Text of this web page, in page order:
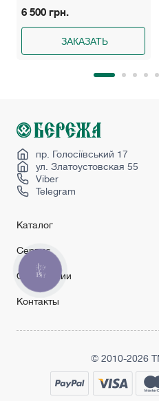
6 500 грн.
ЗАКАЗАТЬ
пр. Голосіївський 17
ул. Златоустовская 55
Viber
Telegram
Каталог
Сервис
О компании
Контакты
© 2010-2026
КНОПКА
ЗВ'ЯЗКУ